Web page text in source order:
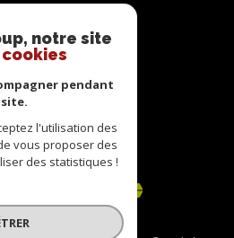
NOUS
notre site
pendant
l'utilisation des
vous proposer des
des statistiques !